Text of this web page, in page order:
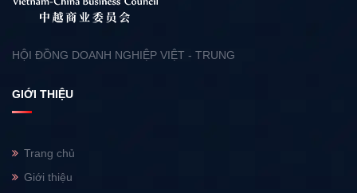
HỘI ĐỒNG DOANH NGHIỆP VIỆT - TRUNG
GIỚI THIỆU
Trang chủ
Giới thiệu